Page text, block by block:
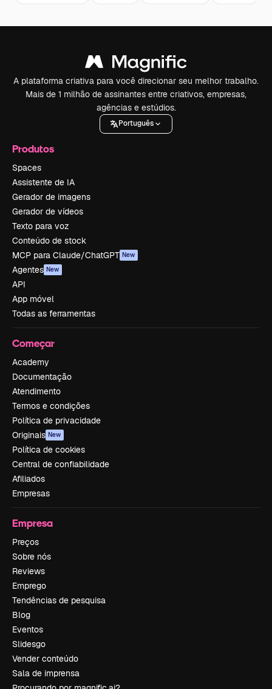
A plataforma criativa para você direcionar seu melhor trabalho.
Mais de 1 milhão de assinantes entre criativos, empresas,
agências e estúdios.
Português
Produtos
Spaces
Assistente de IA
Gerador de imagens
Gerador de vídeos
Texto para voz
Conteúdo de stock
MCP para Claude/ChatGPT New
Agentes New
API
App móvel
Todas as ferramentas
Começar
Academy
Documentação
Atendimento
Termos e condições
Política de privacidade
Originais New
Política de cookies
Central de confiabilidade
Afiliados
Empresas
Empresa
Preços
Sobre nós
Reviews
Emprego
Tendências de pesquisa
Blog
Eventos
Slidesgo
Vender conteúdo
Sala de imprensa